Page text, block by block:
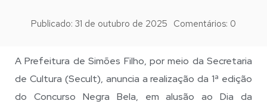
Publicado: 31 de outubro de 2025 Comentários: 0
A Prefeitura de Simões Filho, por meio da Secretaria
de Cultura (Secult), anuncia a realização da 1ª edição
do Concurso Negra Bela, em alusão ao Dia da